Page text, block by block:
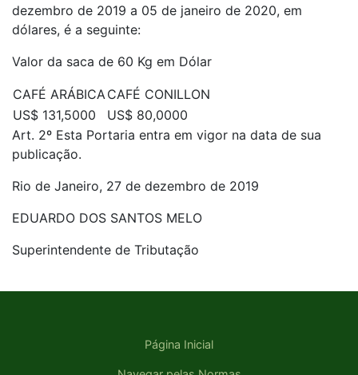
dezembro de 2019 a 05 de janeiro de 2020, em
dólares, é a seguinte:
Valor da saca de 60 Kg em Dólar
CAFÉ ARÁBICACAFÉ CONILLON
US$ 131,5000
US$ 80,0000
Art. 2º Esta Portaria entra em vigor na data de sua
publicação.
Rio de Janeiro, 27 de dezembro de 2019
EDUARDO DOS SANTOS MELO
Superintendente de Tributação
Página Inicial